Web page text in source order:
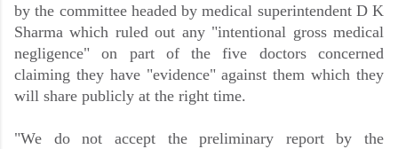
by the committee headed by medical superintendent D K
Sharma which ruled out any "intentional gross medical
negligence" on part of the five doctors concerned
claiming they have "evidence" against them which they
will share publicly at the right time.
"We do not accept the preliminary report by the